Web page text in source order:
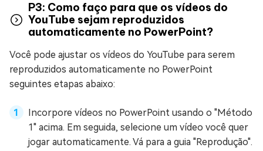
P3: Como faço para que os vídeos do
YouTube sejam reproduzidos
automaticamente no PowerPoint?
Você pode ajustar os vídeos do YouTube para serem
reproduzidos automaticamente no PowerPoint
seguintes etapas abaixo:
Incorpore vídeos no PowerPoint usando o "Método
1" acima. Em seguida, selecione um vídeo você quer
jogar automaticamente. Vá para a guia "Reprodução".